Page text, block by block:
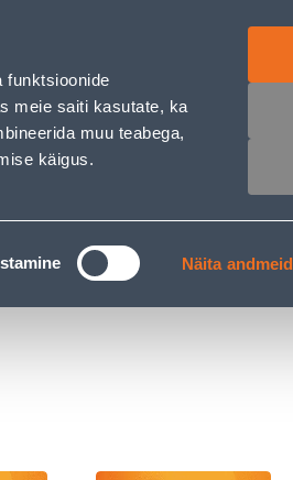
funktsioonide
meie saiti kasutate, ka
muu teabega,
käigus.
Näita andmeid
Logi sisse
JÄRELMAKS